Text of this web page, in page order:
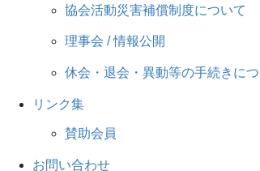
協会活動災害補償制度について
理事会 / 情報公開
休会・退会・異動等の手続きに
リンク集
賛助会員
お問い合わせ